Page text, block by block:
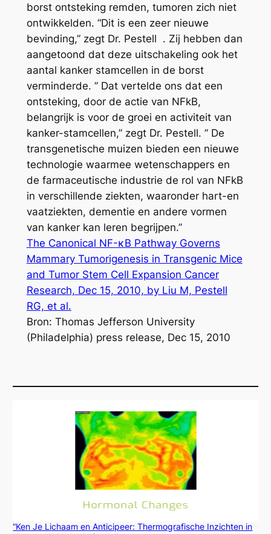
borst ontsteking remden, tumoren zich niet
ontwikkelden. “Dit is een zeer nieuwe
bevinding,” zegt Dr. Pestell . Zij hebben dan
aangetoond dat deze uitschakeling ook het
aantal kanker stamcellen in de borst
verminderde. ” Dat vertelde ons dat een
ontsteking, door de actie van NFkB,
belangrijk is voor de groei en activiteit van
kanker-stamcellen,” zegt Dr. Pestell. ” De
transgenetische muizen bieden een nieuwe
technologie waarmee wetenschappers en
de farmaceutische industrie de rol van NFkB
in verschillende ziekten, waaronder hart-en
vaatziekten, dementie en andere vormen
van kanker kan leren begrijpen.”
The Canonical NF-κB Pathway Governs
Mammary Tumorigenesis in Transgenic Mice
and Tumor Stem Cell Expansion Cancer
Research, Dec 15, 2010, by Liu M, Pestell
RG, et al.
Bron: Thomas Jefferson University
(Philadelphia) press release, Dec 15, 2010
“Ken Je Lichaam en Anticipeer: Thermografische Inzichten in